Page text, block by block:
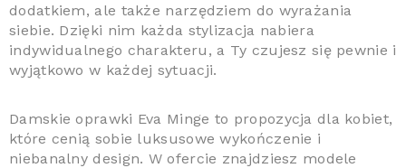
dodatkiem, ale także narzędziem do wyrażania
siebie. Dzięki nim każda stylizacja nabiera
indywidualnego charakteru, a Ty czujesz się pewnie i
wyjątkowo w każdej sytuacji.
Damskie oprawki Eva Minge to propozycja dla kobiet,
które cenią sobie luksusowe wykończenie i
niebanalny design. W ofercie znajdziesz modele